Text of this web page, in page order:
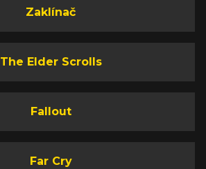
Zaklínač
The Elder Scrolls
Fallout
Far Cry